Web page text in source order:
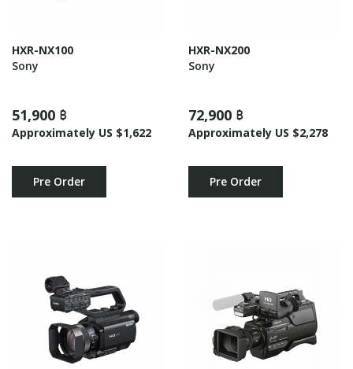
HXR-NX100
Sony
51,900 ฿
Approximately US $1,622
Pre Order
HXR-NX200
Sony
72,900 ฿
Approximately US $2,278
Pre Order